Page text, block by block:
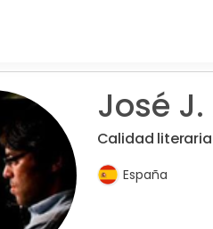
José J.
Calidad
España